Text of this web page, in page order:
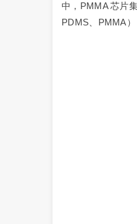
中，PMMA 芯片
PDMS、PMMA